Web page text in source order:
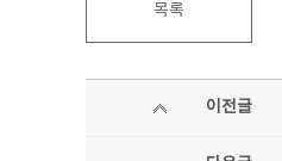
목록
이전글